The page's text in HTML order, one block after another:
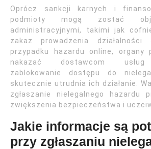
Oprócz sankcji karnych i
podmioty mogą zostać
administracyjnymi, takimi jak
zakaz prowadzenia działalności
przypadku hazardu online, organy
nakazać dostawcom
zablokowanie dostępu do
skutecznie utrudnia ich działanie.
zgłaszanie nielegalnego hazardu
zwiększenia bezpieczeństwa i
Jakie informacje są
przy zgłaszaniu